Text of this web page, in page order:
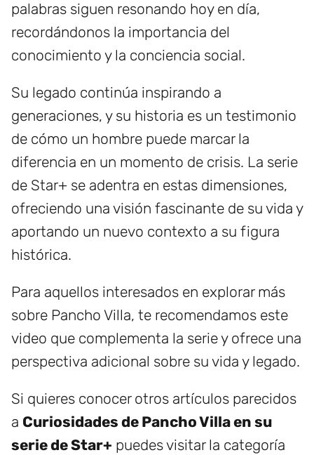
palabras siguen resonando hoy en día,
recordándonos la importancia del
conocimiento y la conciencia social.
Su legado continúa inspirando a
generaciones, y su historia es un testimonio
de cómo un hombre puede marcar la
diferencia en un momento de crisis. La serie
de Star+ se adentra en estas dimensiones,
ofreciendo una visión fascinante de su vida y
aportando un nuevo contexto a su figura
histórica.
Para aquellos interesados en explorar más
sobre Pancho Villa, te recomendamos este
video que complementa la serie y ofrece una
perspectiva adicional sobre su vida y legado.
Si quieres conocer otros artículos parecidos
a Curiosidades de Pancho Villa en su
serie de Star+ puedes visitar la categoría